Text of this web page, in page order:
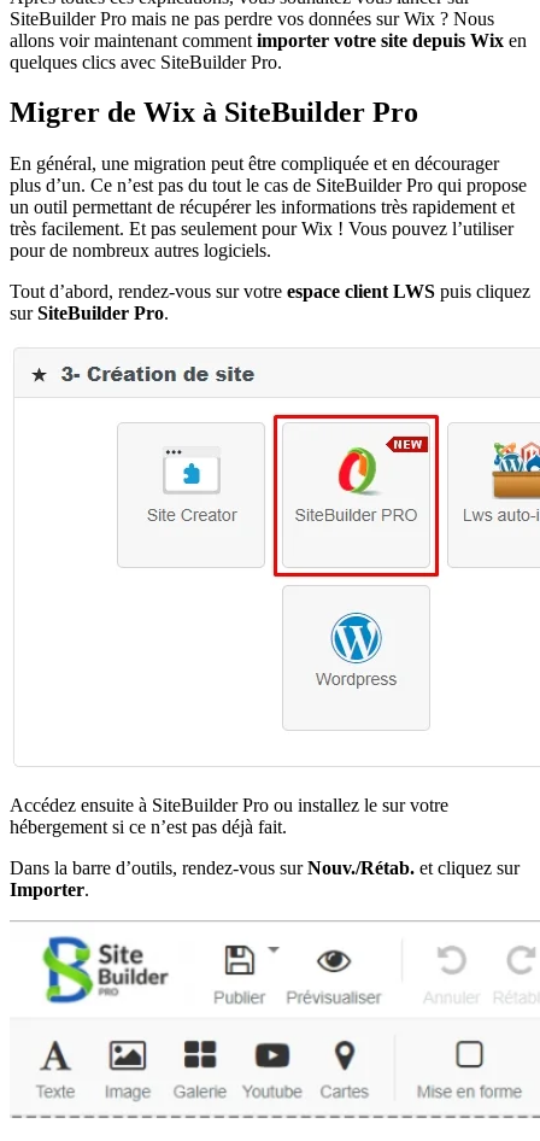
SiteBuilder Pro mais ne pas perdre vos données sur Wix ? Nous
allons voir maintenant comment importer votre site depuis Wix en
quelques clics avec SiteBuilder Pro.
Migrer de Wix à SiteBuilder Pro
En général, une migration peut être compliquée et en décourager
plus d’un. Ce n’est pas du tout le cas de SiteBuilder Pro qui propose
un outil permettant de récupérer les informations très rapidement et
très facilement. Et pas seulement pour Wix ! Vous pouvez l’utiliser
pour de nombreux autres logiciels.
Tout d’abord, rendez-vous sur votre espace client LWS puis cliquez
surSiteBuilder Pro.
Accédez ensuite à SiteBuilder Pro ou installez le sur votre
hébergement si ce n’est pas déjà fait.
Dans la barre d’outils, rendez-vous surNouv./Rétab. et cliquez sur
Importer.